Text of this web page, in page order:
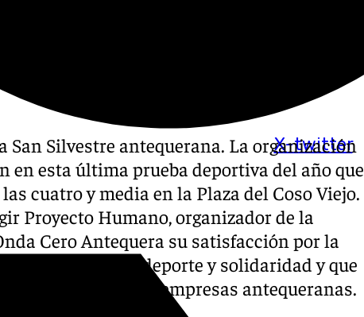
X-twitter
San Silvestre antequerana. La organización
en esta última prueba deportiva del año que
las cuatro y media en la Plaza del Coso Viejo.
Proyecto Humano, organizador de la
Cero Antequera su satisfacción por la
prueba que une deporte y solidaridad y que
y varias empresas antequeranas.